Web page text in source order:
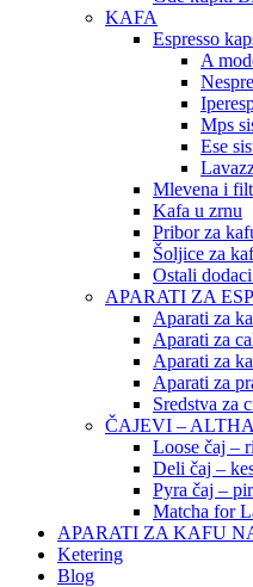
KAFA
Espresso
A
Mps
Ese
Mlevena i
Kafa u zrnu
Pribor za
Šoljice za
Ostali
APARATI ZA
Aparati za
Aparati za
Aparati za
Aparati za
Sredstva za
ČAJEVI –
Loose čaj –
Deli čaj –
Pyra čaj –
Matcha for
APARATI ZA KAFU
Ketering
Blog